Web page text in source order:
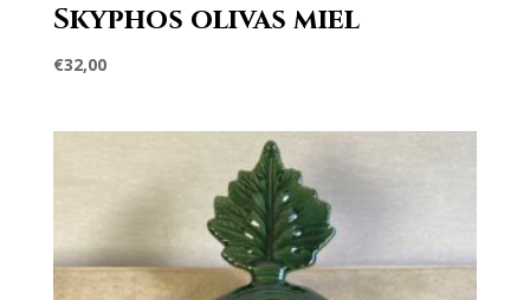
Skyphos olivas miel
€32,00